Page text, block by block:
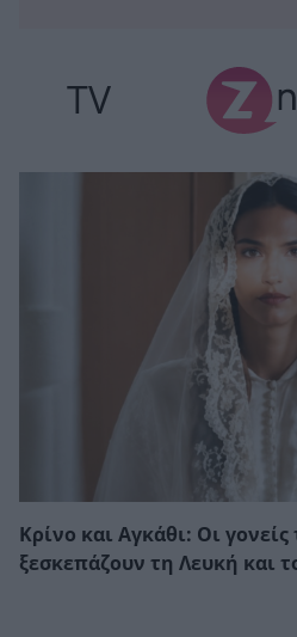
TV
Κρίνο και Αγκάθι: Οι
ξεσκεπάζουν τη Λευκή και